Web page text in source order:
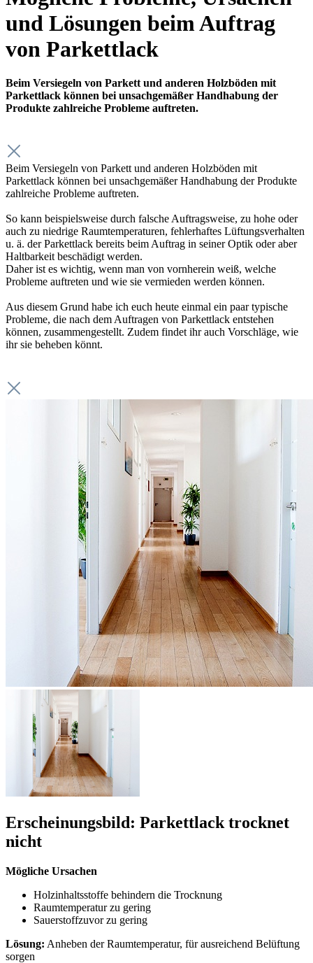
und Lösungen beim Auftrag
von Parkettlack
Beim Versiegeln von Parkett und anderen Holzböden mit
Parkettlack können bei unsachgemäßer Handhabung der
Produkte zahlreiche Probleme auftreten.
Beim Versiegeln von Parkett und anderen Holzböden mit
Parkettlack können bei unsachgemäßer Handhabung der Produkte
zahlreiche Probleme auftreten.
So kann beispielsweise durch falsche Auftragsweise, zu hohe oder
auch zu niedrige Raumtemperaturen, fehlerhaftes Lüftungsverhalten
u. ä. der Parkettlack bereits beim Auftrag in seiner Optik oder aber
Haltbarkeit beschädigt werden.
Daher ist es wichtig, wenn man von vornherein weiß, welche
Probleme auftreten und wie sie vermieden werden können.
Aus diesem Grund habe ich euch heute einmal ein paar typische
Probleme, die nach dem Auftragen von Parkettlack entstehen
können, zusammengestellt. Zudem findet ihr auch Vorschläge, wie
ihr sie beheben könnt.
Erscheinungsbild: Parkettlack trocknet
nicht
Mögliche Ursachen
Holzinhaltsstoffe behindern die Trocknung
Raumtemperatur zu gering
Sauerstoffzuvor zu gering
Lösung: Anheben der Raumtemperatur, für ausreichend Belüftung
sorgen